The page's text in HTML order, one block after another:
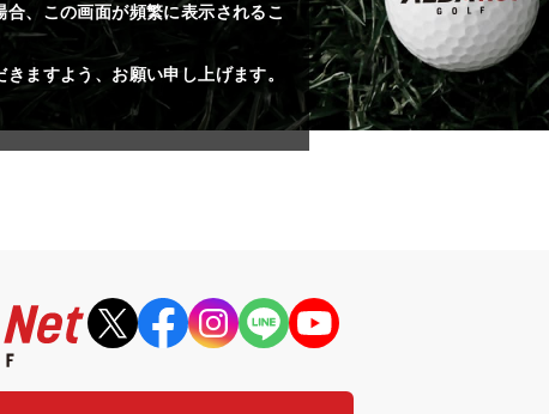
、この画面が頻繁に表示されるこ
ますよう、お願い申し上げます。